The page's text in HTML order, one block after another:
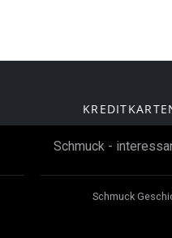
Schmuck -
Schmuck